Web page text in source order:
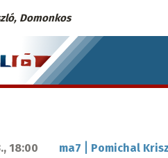
Domonkos
18:00 ma7 Pomichal